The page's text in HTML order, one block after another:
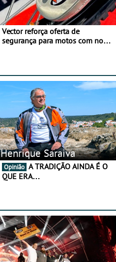
Vector reforça oferta de
segurança para motos com nova
Henrique Saraiva
Opinião
QUE ERA…